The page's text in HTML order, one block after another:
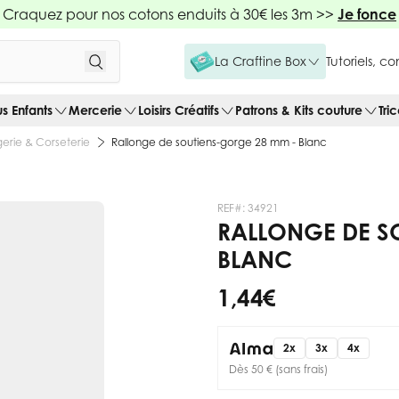
Craquez pour nos cotons enduits à 30€ les 3m >> Je fonce
La Craftine Box Tutoriels,
Enfants Mercerie Loisirs Créatifs Patrons & Kits couture
& Corseterie Rallonge de soutiens-gorge 28 mm - Blanc
REF#: 34921
RALLONGE DE
BLANC
1,44 €
2x 3x
4x
Dès 50 € (sans frais)